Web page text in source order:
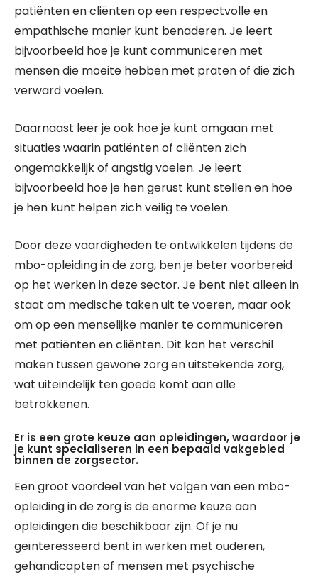
patiënten en cliënten op een respectvolle en
empathische manier kunt benaderen. Je leert
bijvoorbeeld hoe je kunt communiceren met
mensen die moeite hebben met praten of die zich
verward voelen.
Daarnaast leer je ook hoe je kunt omgaan met
situaties waarin patiënten of cliënten zich
ongemakkelijk of angstig voelen. Je leert
bijvoorbeeld hoe je hen gerust kunt stellen en hoe
je hen kunt helpen zich veilig te voelen.
Door deze vaardigheden te ontwikkelen tijdens de
mbo-opleiding in de zorg, ben je beter voorbereid
op het werken in deze sector. Je bent niet alleen in
staat om medische taken uit te voeren, maar ook
om op een menselijke manier te communiceren
met patiënten en cliënten. Dit kan het verschil
maken tussen gewone zorg en uitstekende zorg,
wat uiteindelijk ten goede komt aan alle
betrokkenen.
Er is een grote keuze aan opleidingen, waardoor je
je kunt specialiseren in een bepaald vakgebied
binnen de zorgsector.
Een groot voordeel van het volgen van een mbo-
opleiding in de zorg is de enorme keuze aan
opleidingen die beschikbaar zijn. Of je nu
geïnteresseerd bent in werken met ouderen,
gehandicapten of mensen met psychische